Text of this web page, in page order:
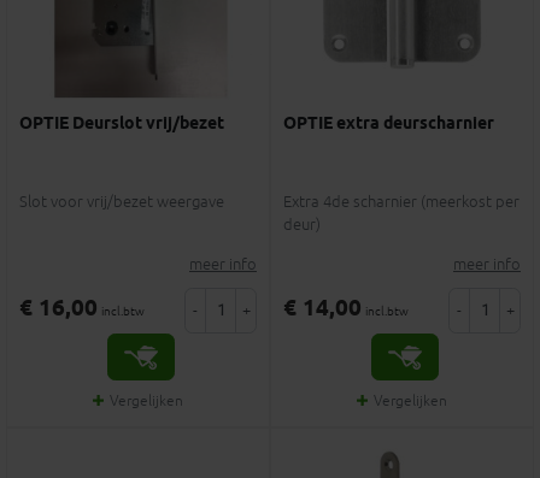
OPTIE Deurslot vrij/bezet
Slot voor vrij/bezet weergave
meer info
€ 16,00 incl.btw - +
Vergelijken
OPTIE extra deurscharnier
Extra 4de scharnier (meerkost per
deur)
meer info
€ 14,00 incl.btw - +
Vergelijken